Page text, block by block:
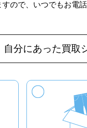
ので、いつでもお電
自分にあった買取